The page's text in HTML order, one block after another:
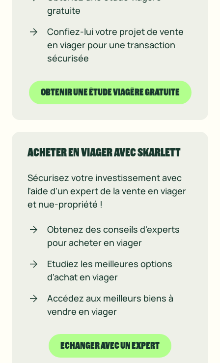
gratuite
Confiez-lui votre projet de vente
en viager pour une transaction
sécurisée
OBTENIR UNE ÉTUDE VIAGÈRE GRATUITE
ACHETER EN VIAGER AVEC SKARLETT
Sécurisez votre investissement avec
l'aide d'un expert de la vente en viager
et nue-propriété !
Obtenez des conseils d'experts
pour acheter en viager
Etudiez les meilleures options
d'achat en viager
Accédez aux meilleurs biens à
vendre en viager
ECHANGER AVEC UN EXPERT